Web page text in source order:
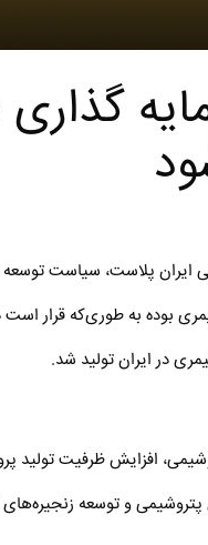
گذاری
ایران پلاست، سیاست
بوده به طوری‌که قرار
در ایران تولید شد.
افزایش ظرفیت تولید
و توسعه